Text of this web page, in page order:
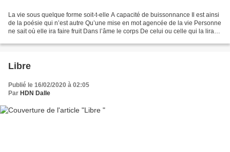
La vie sous quelque forme soit-t-elle A capacité de buissonnance Il est ainsi
de la poésie qui n’est autre Qu’une mise en mot agencée de la vie Personne
ne sait où elle ira faire fruit Dans l’âme le corps De celui ou celle qui la lira
Libre
Publié le 16/02/2020 à 02:05
Par HDN Dalle